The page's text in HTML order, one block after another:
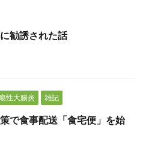
勧誘された話
性大腸炎 雑記
で食事配送「食宅便」を始